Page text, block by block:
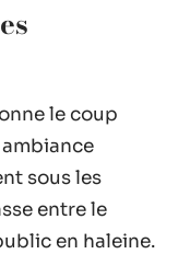
le coup
ambiance
sous les
entre le
en haleine.